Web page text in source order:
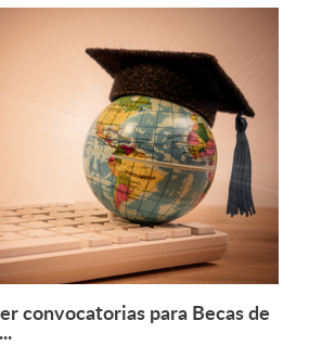
Leer más +
convocatorias para Becas de